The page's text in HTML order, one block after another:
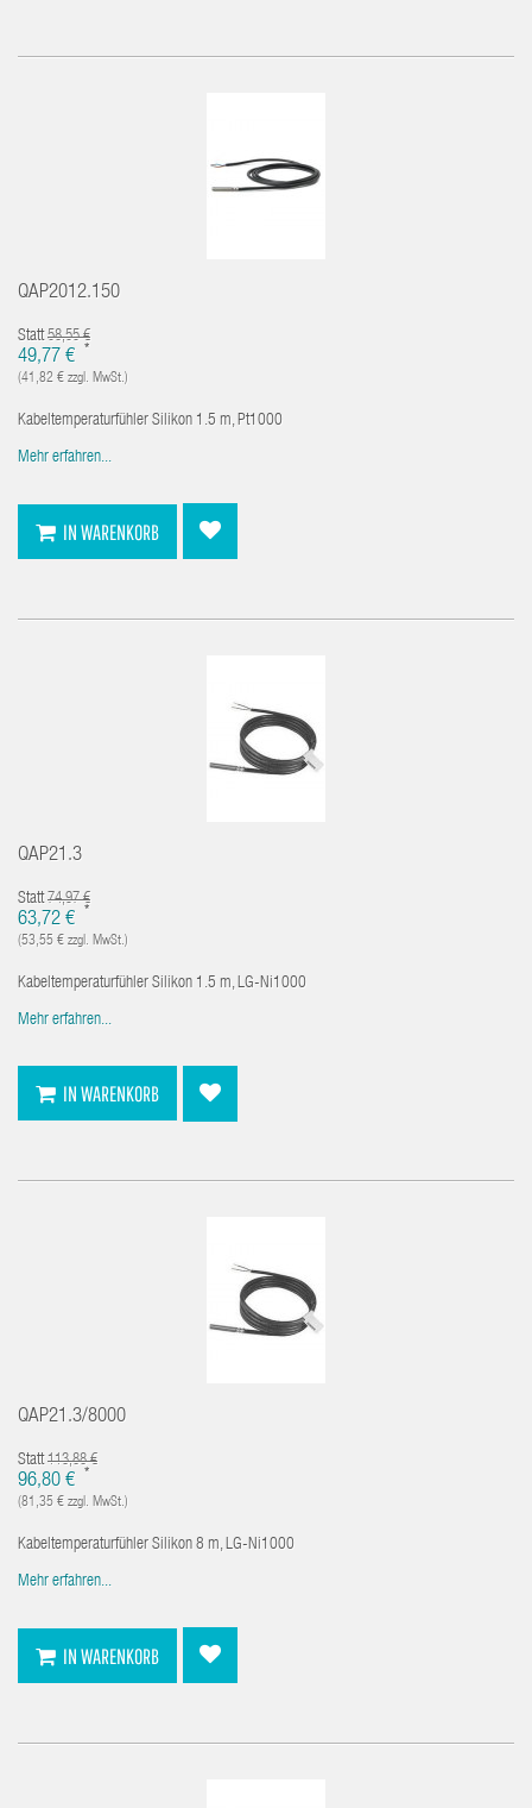
QAP2012.150
Statt58,55 €
49,77 € *
(41,82 € zzgl. MwSt.)
Kabeltemperaturfühler Silikon 1.5 m, Pt1000
Mehr erfahren...
IN WARENKORB
QAP21.3
Statt74,97 €
63,72 € *
(53,55 € zzgl. MwSt.)
Kabeltemperaturfühler Silikon 1.5 m, LG-Ni1000
Mehr erfahren...
IN WARENKORB
QAP21.3/8000
Statt113,88 €
96,80 € *
(81,35 € zzgl. MwSt.)
Kabeltemperaturfühler Silikon 8 m, LG-Ni1000
Mehr erfahren...
IN WARENKORB